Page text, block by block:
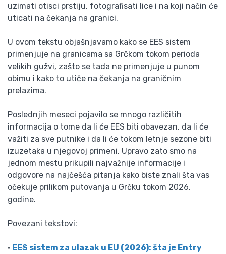
uzimati otisci prstiju, fotografisati lice i na koji način će
uticati na čekanja na granici.
U ovom tekstu objašnjavamo kako se EES sistem
primenjuje na granicama sa Grčkom tokom perioda
velikih gužvi, zašto se tada ne primenjuje u punom
obimu i kako to utiče na čekanja na graničnim
prelazima.
Poslednjih meseci pojavilo se mnogo različitih
informacija o tome da li će EES biti obavezan, da li će
važiti za sve putnike i da li će tokom letnje sezone biti
izuzetaka u njegovoj primeni. Upravo zato smo na
jednom mestu prikupili najvažnije informacije i
odgovore na najčešća pitanja kako biste znali šta vas
očekuje prilikom putovanja u Grčku tokom 2026.
godine.
Povezani tekstovi:
• EES sistem za ulazak u EU (2026): šta je Entry